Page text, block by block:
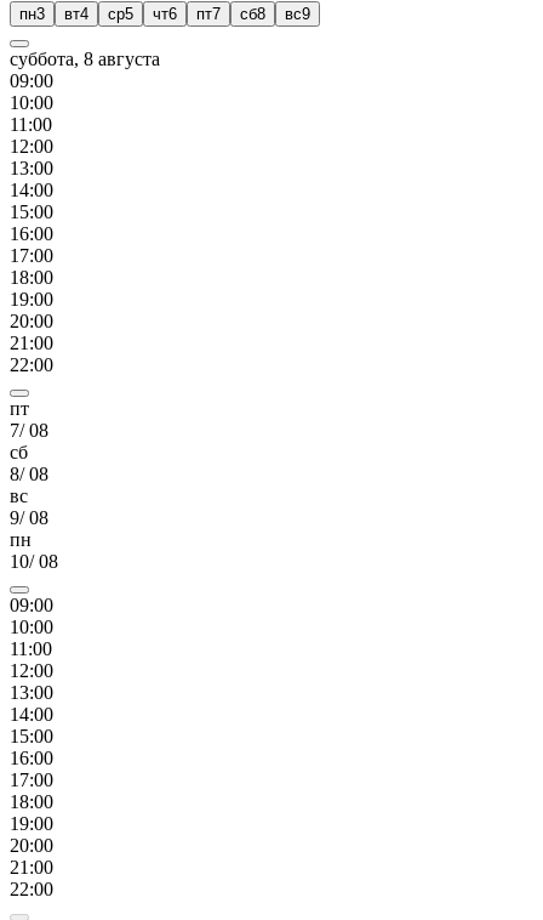
пн3 вт4 ср5 чт6 пт7 сб8 вс9
суббота, 8 августа
09:00
10:00
11 :00
12:00
13:00
14:00
15:00
16:00
17:00
18:00
19:00
20:00
21 :00
22:00
пт
7/08
сб
8/08
вс
9/08
пн
10/08
09:00
10:00
11 :00
12:00
13:00
14:00
15:00
16:00
17:00
18:00
19:00
20:00
21 :00
22:00